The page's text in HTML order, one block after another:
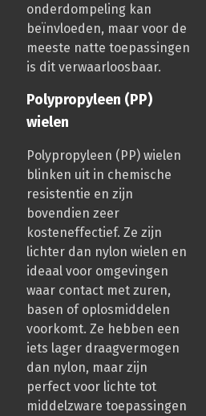
onderdompeling kan
beïnvloeden, maar voor de
meeste natte toepassingen
is dit verwaarloosbaar.
Polypropyleen (PP)
wielen
Polypropyleen (PP) wielen
blinken uit in chemische
resistentie en zijn
bovendien zeer
kosteneffectief. Ze zijn
lichter dan nylon wielen en
ideaal voor omgevingen
waar contact met zuren,
basen of oplosmiddelen
voorkomt. Ze hebben een
iets lager draagvermogen
dan nylon, maar zijn
perfect voor lichte tot
middelzware toepassingen